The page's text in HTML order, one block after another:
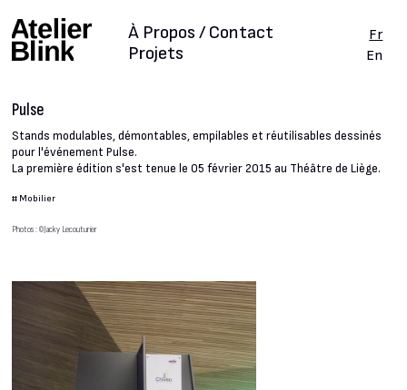
Projets
À Propos / Contact
Fr
En
Pulse
Stands modulables, démontables, empilables et réutilisables dessinés
pour l'événement Pulse.
La première édition s'est tenue le 05 février 2015 au Théâtre de Liège.
# Mobilier
Photos : ©Jacky Lecouturier